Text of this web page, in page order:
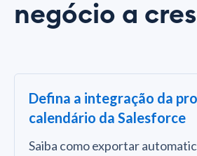
negócio a
Defina a integração da
calendário da Salesforce
Saiba como exportar